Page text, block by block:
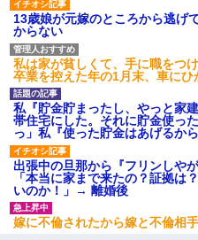
13歳娘が元嫁のところから逃げ
からない
私は家が貧しくて、手に職をつ
卒業を控えた年の1月末、車にひ
私『貯金貯まったし、やっと家
帯住宅にした。それに貯金使っ
っ」私『使った貯金はあげるか
出張中の旦那から『フリンしや
「本当に家まで来たの？証拠は
いのか！」→ 離婚後
嫁に不倫されたから嫁と不倫相